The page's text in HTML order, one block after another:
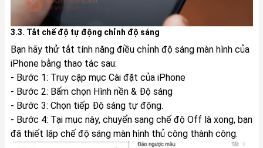
3.3. Tắt chế độ tự động chỉnh độ sáng
Bạn hãy thử tắt tính năng điều chỉnh độ sáng màn hình của
iPhone bằng thao tác sau:
- Bước 1: Truy cập mục Cài đặt của iPhone
- Bước 2: Bấm chọn Hình nền & Độ sáng
- Bước 3: Chọn tiếp Độ sáng tự động.
- Bước 4: Tại mục này, chuyển sang chế độ Off là xong, bạn
đã thiết lập chế độ sáng màn hình thủ công thành công.